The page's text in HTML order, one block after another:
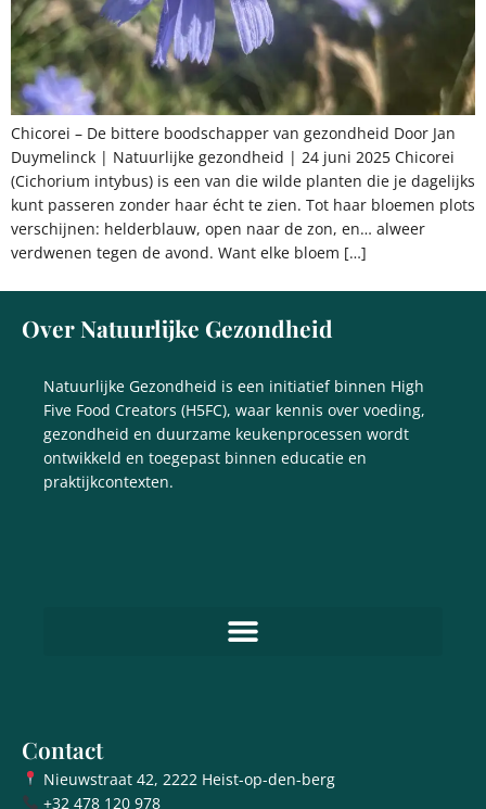
Chicorei – De bittere boodschapper van gezondheid Door Jan
Duymelinck | Natuurlijke gezondheid | 24 juni 2025 Chicorei
(Cichorium intybus) is een van die wilde planten die je dagelijks
kunt passeren zonder haar écht te zien. Tot haar bloemen plots
verschijnen: helderblauw, open naar de zon, en… alweer
verdwenen tegen de avond. Want elke bloem […]
Over Natuurlijke Gezondheid
Natuurlijke Gezondheid is een initiatief binnen High
Five Food Creators (H5FC), waar kennis over voeding,
gezondheid en duurzame keukenprocessen wordt
ontwikkeld en toegepast binnen educatie en
praktijkcontexten.
Contact
Nieuwstraat 42, 2222 Heist-op-den-berg
+32 478 120 978